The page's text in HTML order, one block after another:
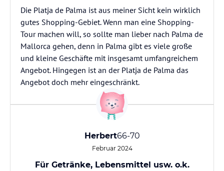
Die Platja de Palma ist aus meiner Sicht kein wirklich
gutes Shopping-Gebiet. Wenn man eine Shopping-
Tour machen will, so sollte man lieber nach Palma de
Mallorca gehen, denn in Palma gibt es viele große
und kleine Geschäfte mit insgesamt umfangreichem
Angebot. Hingegen ist an der Platja de Palma das
Angebot doch mehr eingeschränkt.
Herbert66-70
Februar 2024
Für Getränke, Lebensmittel usw. o.k.